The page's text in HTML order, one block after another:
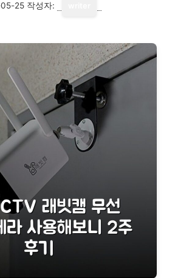
25 작성자: